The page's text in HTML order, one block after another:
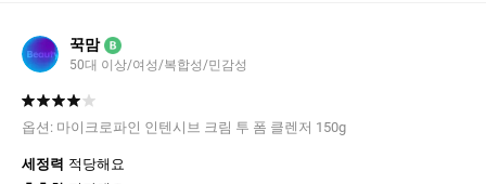
꾹맘 B
50대 이상/여성/복합성/민감성
옵션: 마이크로파인 인텐시브 크림 투 폼 클렌저 150g
세정력 적당해요